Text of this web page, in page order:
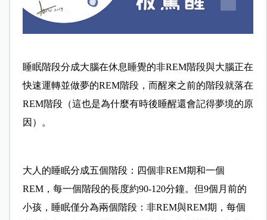
睡眠階段分成大腦在休息睡覺的非REM階段與大腦正在
快速運轉並做夢的REM階段，而醒來之前的階段就落在
REM階段（這也是為什麼有時後睡醒還會記得夢境的原
因）。
大人的睡眠分成五個階段：四個非REM期和一個
REM，每一個階段的長度約90-120分鐘。但9個月前的
小孩，睡眠僅分為兩個階段：非REM與REM期，每個